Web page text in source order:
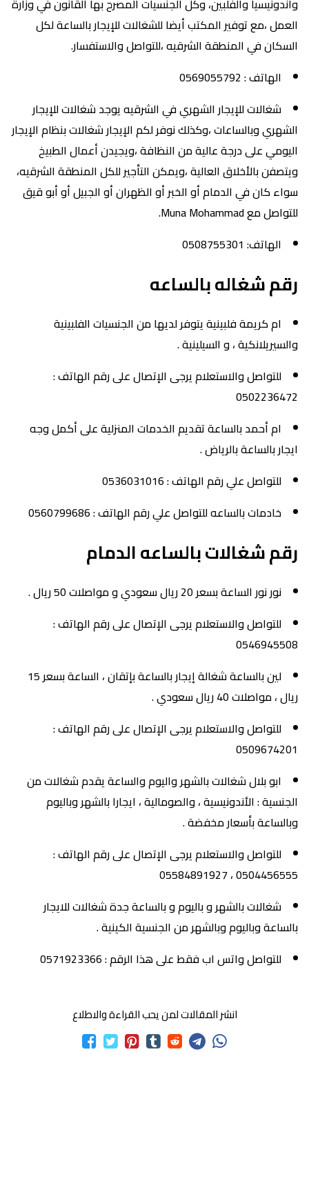
العمل ،مع توفير المكتب أيضا للشغالات للإيجار بالساعة لكل
السكان في المنطقة الشرقيه ،للتواصل والاستفسار.
الهاتف : 0569055792
شغالات للإيجار الشهري في الشرقيه يوجد شغالات للإيجار
الشهري وبالساعات ،وكذلك نوفر لكم الإيجار شغالات بنظام الإيجار
اليومي على درجة عالية من النظافة ،ويجيدن أعمال الطبيخ
ويتصفن بالأخلاق العالية ،ويمكن التأجير للكل المنطقة الشرقيه،
سواء كان في الدمام أو الخبر أو الظهران أو الجبيل أو أبو قيق
للتواصل مع Muna Mohammad.
الهاتف: 0508755301
رقم شغاله بالساعه
ام كريمة فلبينية يتوفر لديها من الجنسيات الفلبينية
والسيريلانكية ، و السيلينية .
للتواصل والاستعلام يرجى الإتصال على رقم الهاتف :
0502236472
ام أحمد بالساعة تقديم الخدمات المنزلية على أكمل وجه
ايجار بالساعة بالرياض .
للتواصل علي رقم الهاتف : 0536031016
خادمات بالساعه للتواصل علي رقم الهاتف : 0560799686
رقم شغالات بالساعه الدمام
نور نور الساعة بسعر 20 ريال سعودي و مواصلات 50 ريال .
للتواصل والاستعلام يرجى الإتصال على رقم الهاتف :
0546945508
لين بالساعة شغالة إيجار بالساعة بإتقان ، الساعة بسعر 15
ريال ، مواصلات 40 ريال سعودي .
للتواصل والاستعلام يرجى الإتصال على رقم الهاتف :
0509674201
ابو بلال شغالات بالشهر واليوم والساعة يقدم شغالات من
الجنسية : الأندونيسية ، والصومالية ، ايجارا بالشهر وباليوم
وبالساعة بأسعار مخفضة .
للتواصل والاستعلام يرجى الإتصال على رقم الهاتف :
0504456555 ، 05584891927
شغالات بالشهر و باليوم و بالساعة جدة شغالات للايجار
بالساعة وباليوم وبالشهر من الجنسية الكينية .
للتواصل واتس اب فقط على هذا الرقم : 0571923366
انشر المقالات لمن يحب القراءة والاطلاع